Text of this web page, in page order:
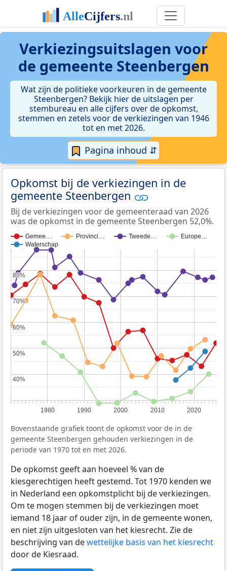
Verkiezingsuitslagen voor
de gemeente Steenbergen
Wat zijn de politieke voorkeuren in de gemeente
Steenbergen? Bekijk hier de uitslagen per
stembureau en alle cijfers over de opkomst,
stemmen en zetels voor de verkiezingen van 1946
tot en met 2026.
Pagina inhoud ⇵
Opkomst bij de verkiezingen in de
gemeente Steenbergen
Bij de verkiezingen voor de gemeenteraad van 2026
was de opkomst in de gemeente Steenbergen 52,0%.
Gemee… Provinci… Tweede…
Europe…
Waterschap
1980 1990 2000 2010 2020
40%
40%
50%
50%
60%
60%
70%
70%
80%
80%
Bovenstaande grafiek toont de opkomst voor de in de
gemeente Steenbergen gehouden verkiezingen in de
periode van 1970 tot en met 2026.
De opkomst geeft aan hoeveel % van de
kiesgerechtigen heeft gestemd. Tot 1970 kenden we
in Nederland een opkomstplicht bij de verkiezingen.
Om te mogen stemmen bij de verkiezingen moet
iemand 18 jaar of ouder zijn, in de gemeente wonen,
en niet zijn uitgesloten van het kiesrecht. Zie de
beschrijving van dewettelijke basis van het kiesrecht
door de Kiesraad.